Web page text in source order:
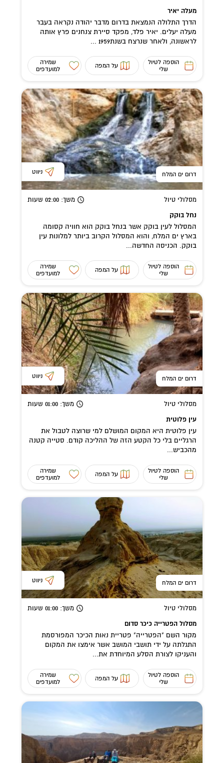
מעלה יאיר
הדרך התלולה הנמצאת בדרום מדבר יהודה נקראה בעבר
מעלה יעלים. יאיר פלד, מפקד סיירת צנחנים פרץ אותה
לראשונה, ולאחר שנרצח בשנת1959 ...
הוספה לטיול
שלי
על המפה
שמירה
למועדפים
דרום ים המלח ניווט
מסלולי טיול משך: 02:00 שעות
נחל בוקק
המסלול לעין בוקק אשר בנחל בוקק הוא חוויה קסומה
בארץ ים המלח, והוא המסלול הקרוב ביותר למלונות עין
בוקק. הכניסה החדשה...
הוספה לטיול
שלי
על המפה
שמירה
למועדפים
דרום ים המלח ניווט
מסלולי טיול משך: 01:00 שעות
עין פלוטית
עין פלוטית היא המקום המושלם למי שרוצה לטבול את
הרגליים בלי כל הקטע הזה של ההליכה קודם. סטייה קטנה
מהכביש...
הוספה לטיול
שלי
על המפה
שמירה
למועדפים
דרום ים המלח ניווט
מסלולי טיול משך: 01:00 שעות
מסלול הפטרייה כיכר סדום
מקור השם "הפטרייה" פטריית נאות הכיכר המפורסמת
התגלתה על ידי תושבי המושב אשר אימצו את המקום
והעניקו לצורת הסלע המיוחדת את...
הוספה לטיול
שלי
על המפה
שמירה
למועדפים